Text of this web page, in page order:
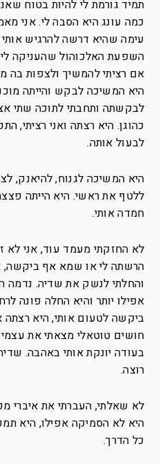
תמיד גורמת לי להיות בטוח
כמה עונג היא הסבה לי. אני
עימה שהיא דרשה להרגיש
השפעת האלכוהול שהעניקה
אם רציתי להמשיך ולצפות בה
היא המשיכה לבקש והייתה
לבקשתה ותחבתי לתוכה שתי
כהוגן. היא רצתה ואני רציתי,
לבעול אותה.
היא המשיכה לגנוח, להיאנק,
ללטף את ראשי. היא הייתה
חמדה אותי.
לא החזקתי מעמד עוד, אני לא
הרשתה לי או שמא אף ביקשה,
והחלתי לנשק את שדיה. נדמה
אפילו יותר והיא החלה פונה
ביקשה לטעום אותי, היא רצתה
חושים טוטאלי מצאתי את
בעודה יונקת אותי באהבה.
רוצה.
לא שאלתי, העברתי את איברי
היא לא הסמיקה אפילו, היא
כל הדרך.